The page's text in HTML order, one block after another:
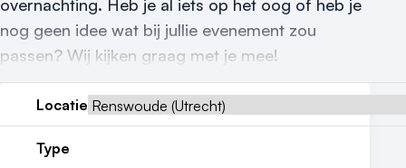
Meld locatie aan
Reviews (5⭐️)
Contact
overnachting. Heb je al iets op het oog of heb je
nog geen idee wat bij jullie evenement zou
passen? Wij kijken graag met je mee!
Locatie
Type